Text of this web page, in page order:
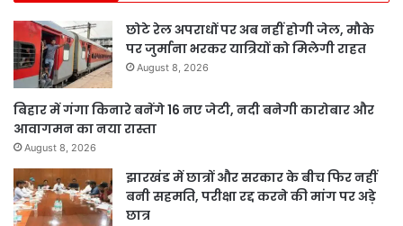
छोटे रेल अपराधों पर अब नहीं होगी जेल, मौके
पर जुर्माना भरकर यात्रियों को मिलेगी राहत
August 8, 2026
बिहार में गंगा किनारे बनेंगे 16 नए जेटी, नदी बनेगी कारोबार और
आवागमन का नया रास्ता
August 8, 2026
झारखंड में छात्रों और सरकार के बीच फिर नहीं
बनी सहमति, परीक्षा रद्द करने की मांग पर अड़े
छात्र